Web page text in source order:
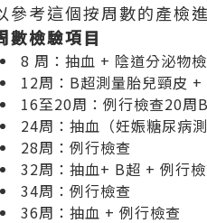
參考這個按周數的產檢
數檢驗項目
8 周：抽血 + 陰道分泌物
12周：B超測量胎兒頸皮
16至20周：例行檢查20周
24周：抽血（妊娠糖尿病
28周：例行檢查
32周：抽血+ B超 + 例行
34周：例行檢查
36周：抽血 + 例行檢查